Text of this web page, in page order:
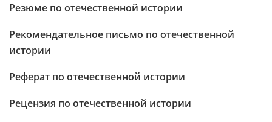
Резюме по отечественной истории
Рекомендательное письмо по отечественной
истории
Реферат по отечественной истории
Рецензия по отечественной истории